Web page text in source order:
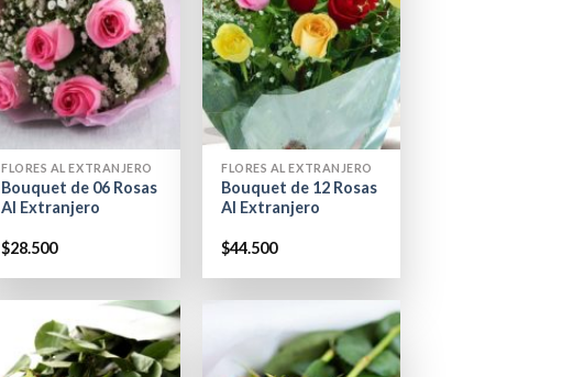
+
FLORES AL EXTRANJERO
Bouquet de 06 Rosas
Al Extranjero
$28.500
+
FLORES AL EXTRANJERO
Bouquet de 12 Rosas
Al Extranjero
$44.500